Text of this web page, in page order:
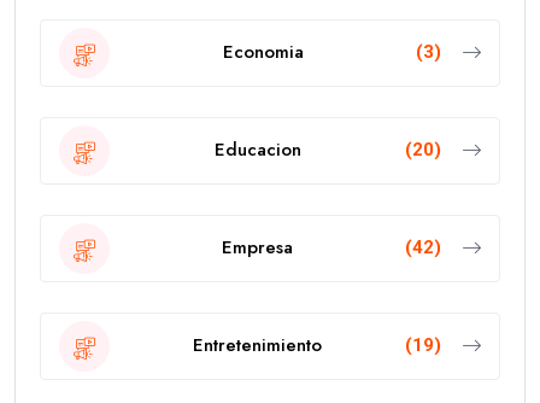
Economia (3)
Educacion (20)
Empresa (42)
Entretenimiento (19)